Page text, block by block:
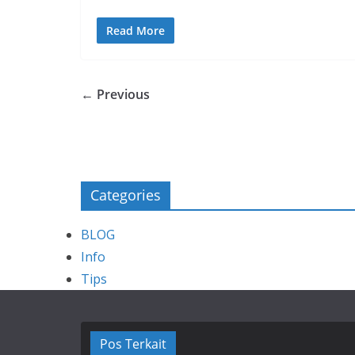
Read More
← Previous
Categories
BLOG
Info
Tips
Pos Terkait